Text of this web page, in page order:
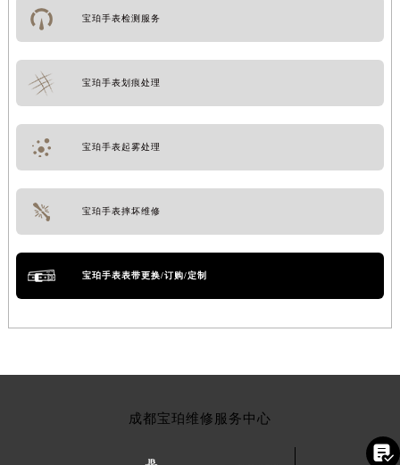
宝珀手表检测服务
宝珀手表划痕处理
宝珀手表起雾处理
宝珀手表摔坏维修
宝珀手表表带更换/订购/定制
成都宝珀维修服务中心
